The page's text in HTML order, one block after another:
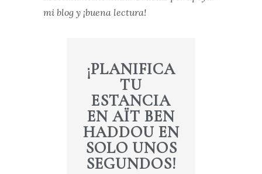
mi blog y ¡buena lectura!
¡PLANIFICA
TU
ESTANCIA
EN AÏT BEN
HADDOU EN
SOLO UNOS
SEGUNDOS!